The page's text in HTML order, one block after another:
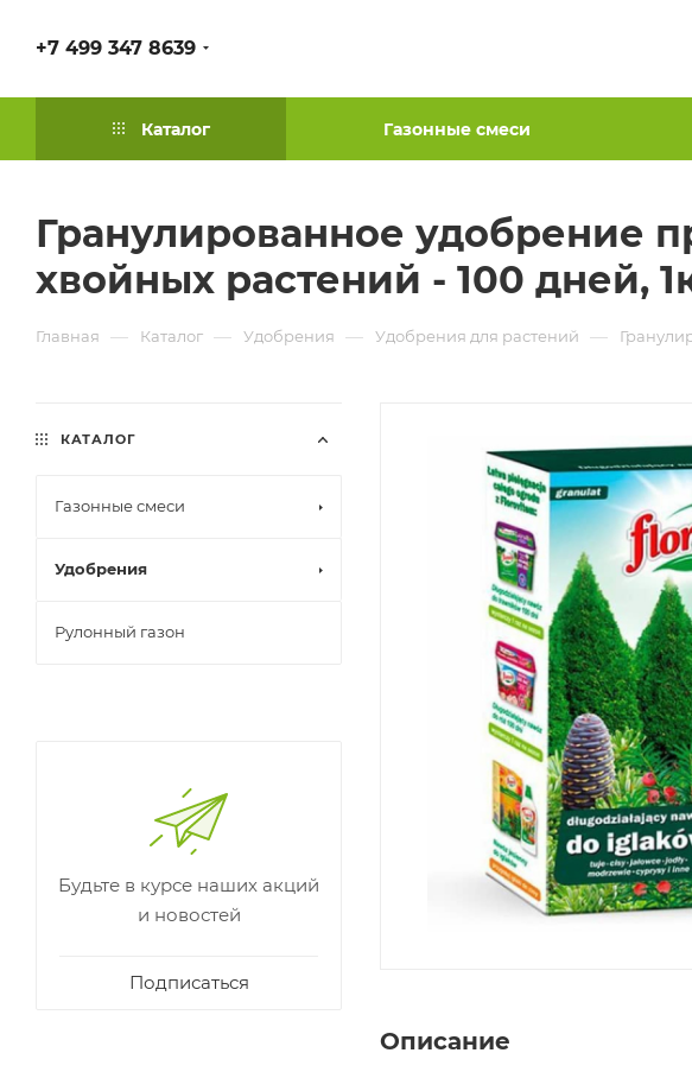
+7 499 347 8639
Каталог Газонные смеси
Гранулированное удобрение
хвойных растений - 100 дней,
Главная — Каталог — Удобрения — Удобрения для растений —
Описание
КАТАЛОГ
Газонные смеси
Удобрения
Рулонный газон
Будьте в курсе наших акций
и новостей
Подписаться